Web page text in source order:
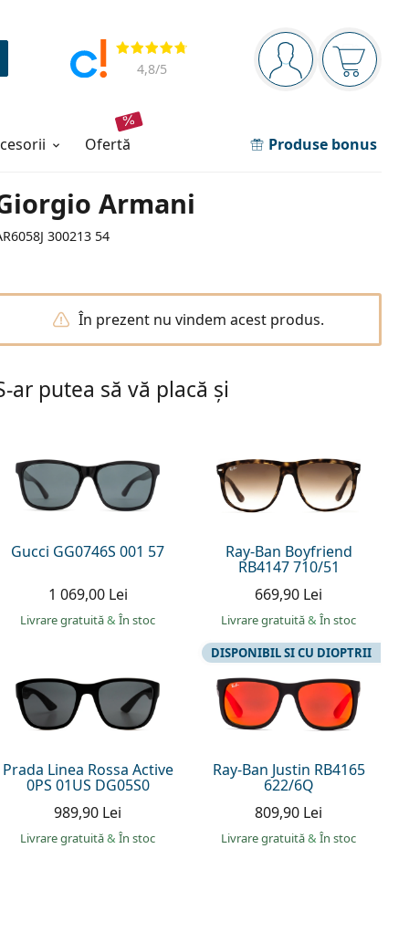
Panou de navigare
Sunteți logat
Coșul
Opinii
4,8/5
ofertă Produse bonus
Armani
300213 54
În prezent nu vindem acest produs.
ar putea să vă placă și
Gucci GG0746S 001 57
1 069,00 Lei
Livrare gratuită& În stoc
Ray-Ban Boyfriend
RB4147 710/51
669,90 Lei
Livrare gratuită& În stoc
Prada Linea Rossa Active
0PS 01US DG05S0
989,90 Lei
Livrare gratuită& În stoc
Ray-Ban Justin RB4165
622/6Q
DISPONIBIL SI CU DIOPTRII
809,90 Lei
Livrare gratuită& În stoc